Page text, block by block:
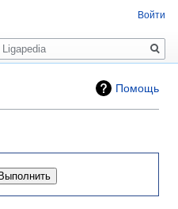
Помощь
Войти